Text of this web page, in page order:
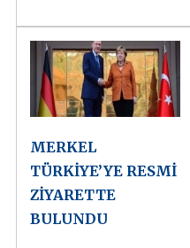
MERKEL
TÜRKİYE’YE RESMİ
ZİYARETTE
BULUNDU